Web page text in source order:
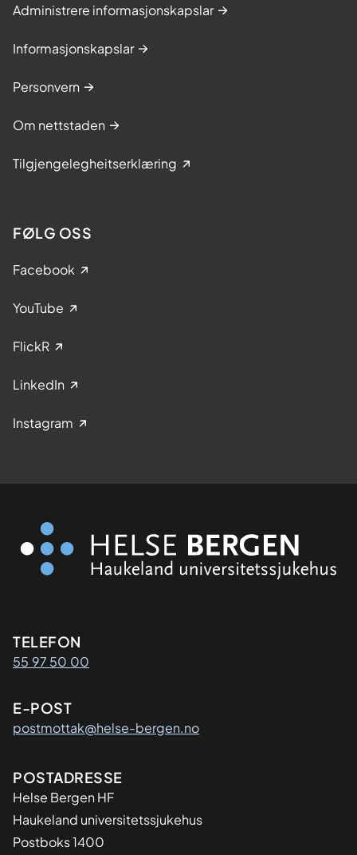
Administrere informasjonskapslar
Informasjonskapslar
Personvern
Om nettstaden
Tilgjengelegheitserklæring
FØLG OSS
Facebook
YouTube
FlickR
LinkedIn
Instagram
Kontaktinformasjon
TELEFON
55 97 50 00
E-POST
postmottak@helse-bergen.no
Adresse
POSTADRESSE
Helse Bergen HF
Haukeland universitetssjukehus
Postboks 1400